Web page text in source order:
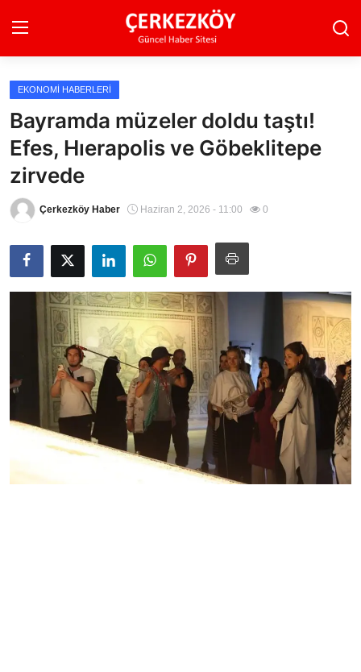
Ana Sayfa
Son Dakika
Ekonomi Haberleri
Magazin Haberleri
Spor Haberleri
Teknoloji Haberleri
Dünya Haberleri
Çerkezköy
EKONOMI HABERLERI
Bayramda müzeler doldu taştı!
Efes, Hıerapolis ve Göbeklitepe
zirvede
Çerkezköy Haber Haziran 2, 2026 - 11:00 0